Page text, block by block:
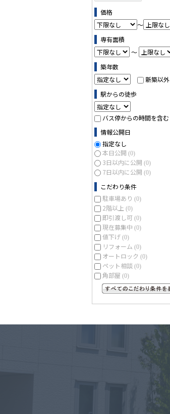
価格
～
専有面積
～
築年数
新築以外
駅からの徒歩
バス停からの時間を含む
情報公開日
指定なし
本日公開 (0)
3日以内に公開 (0)
7日以内に公開 (0)
こだわり条件
駐車場あり (0)
2階以上 (0)
即引渡し可 (0)
現在募集中 (0)
値下げ (0)
リフォーム (0)
オートロック (0)
ペット相談 (0)
角部屋 (0)